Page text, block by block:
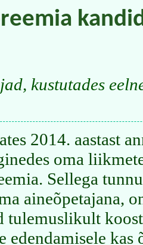
kustutades
2014. aastast
oma
Sellega
aineõpetajana,
tulemuslikult
edendamisele